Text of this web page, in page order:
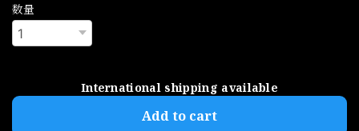
数量
International shipping available
Add to cart